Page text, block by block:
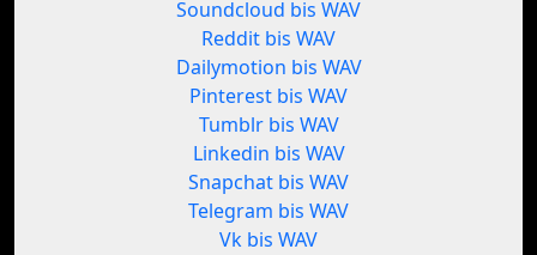
Soundcloud bis WAV
Reddit bis WAV
Dailymotion bis WAV
Pinterest bis WAV
Tumblr bis WAV
Linkedin bis WAV
Snapchat bis WAV
Telegram bis WAV
Vk bis WAV